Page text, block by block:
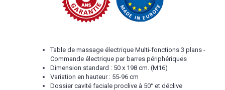
Table de massage électrique Multi-fonctions 3 plans -
Commande électrique par barres périphériques
Dimension standard : 50 x 198 cm. (M16)
Variation en hauteur : 55-96 cm
Dossier cavité faciale proclive à 50° et déclive